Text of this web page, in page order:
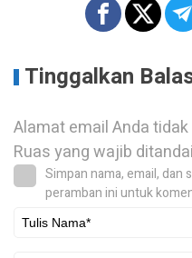
Tinggalkan
Alamat email Anda
Ruas yang wajib ditandai
Simpan nama, email, dan
peramban ini untuk